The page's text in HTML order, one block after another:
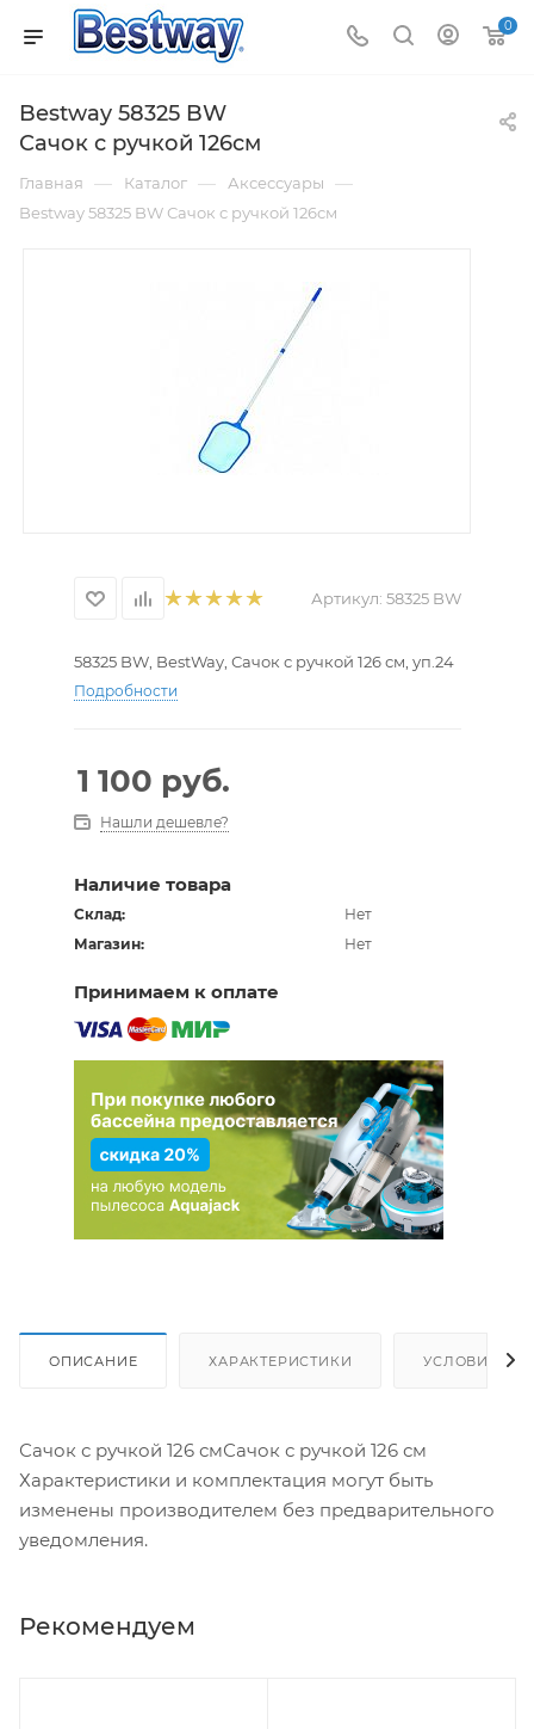
0
Bestway 58325 BW
Сачок с ручкой 126см
Главная — Каталог — Аксессуары —
Bestway 58325 BW Сачок с ручкой 126см
Артикул: 58325 BW
58325 BW, BestWay, Сачок с ручкой 126 см, уп.24
Подробности
1 100 руб.
Нашли дешевле?
Наличие товара
Склад:
Нет
Магазин:
Нет
Принимаем к оплате
ОПИСАНИЕ ХАРАКТЕРИСТИКИ УСЛОВИЯ
Сачок с ручкой 126 смСачок с ручкой 126 см
Характеристики и комплектация могут быть
изменены производителем без предварительного
уведомления.
Рекомендуем